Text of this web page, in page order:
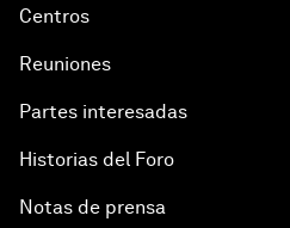
Centros
Reuniones
Partes interesadas
Historias del Foro
Notas de prensa